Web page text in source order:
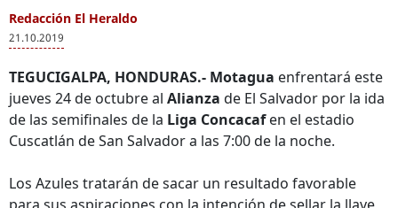
Redacción El Heraldo
21.10.2019
TEGUCIGALPA, HONDURAS.- Motagua enfrentará este
jueves 24 de octubre al Alianza de El Salvador por la ida
de las semifinales de la Liga Concacafen el estadio
Cuscatlán de San Salvador a las 7:00 de la noche.
Los Azules tratarán de sacar un resultado favorable